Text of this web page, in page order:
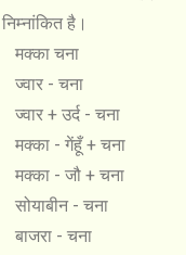
निम्नांकित है।
मक्का चना
ज्वार - चना
ज्वार + उर्द - चना
मक्का - गेंहूँ + चना
मक्का - जौ + चना
सोयाबीन - चना
बाजरा - चना